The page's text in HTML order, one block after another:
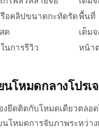
รือคลิปขนาดกะทัดรัดพื้นที่
ด
เต็ม
นการรีวิว
หน้า
นโหมดกลางโปรเ
งยึดติดกับโหมดเดียวตลอ
นโหมดการจับภาพระหว่า